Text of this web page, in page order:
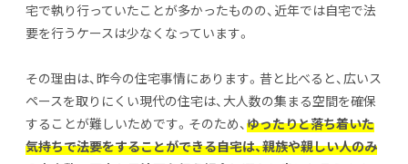
宅で執り行っていたことが多かったものの、近年では自宅で法
要を行うケースは少なくなっています。
その理由は、昨今の住宅事情にあります。昔と比べると、広いス
ペースを取りにくい現代の住宅は、大人数の集まる空間を確保
することが難しいためです。そのため、ゆったりと落ち着いた
気持ちで法要をすることができる自宅は、親族や親しい人のみ